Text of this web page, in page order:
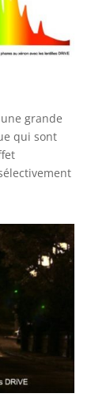
grande
qui sont